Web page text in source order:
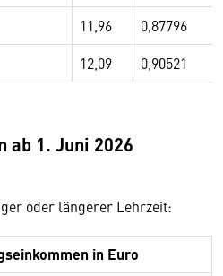
11,96 0,87796
12,09 0,90521
1. Juni 2026
oder längerer Lehrzeit:
in Euro